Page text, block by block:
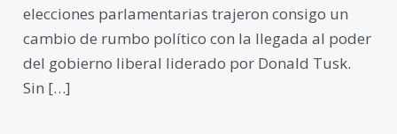
elecciones parlamentarias trajeron consigo un
cambio de rumbo político con la llegada al poder
del gobierno liberal liderado por Donald Tusk.
Sin […]